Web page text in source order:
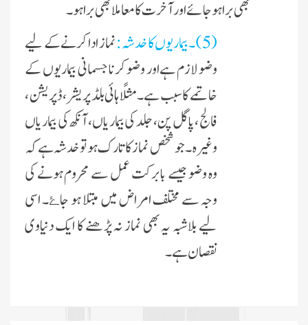
بھی برا ہو جائے اور آخرت کا معاملا بھی برا ہو ۔
(5) ۔بیماریوں کا خدشہ :
نماز ادا کرنے کے لیے
وضو لازم ہےاور وضو کرنا جسمانی بیماریوں کے
خاتمے کا سبب ہے ۔ مثلًا ہائی بلڈ پریشر، ڈپریشن ،
فالج ، پاگل پن ، جلد کی بیماریاں، آنکھ کی بیماریاں
وغیرہ ۔ جو شخص نماز کا تارک ہو تو خدشہ ہے کہ
وہ وضو جیسے بابرکت عمل سے محروم ہونے کی
وجہ سے مختلف امراض میں مبتلا ہو جاۓ۔ اسی
لیے بلاشبہ یہ بھی نماز نہ پڑھنے کا ایک دنیاوی
نقصان ہے۔